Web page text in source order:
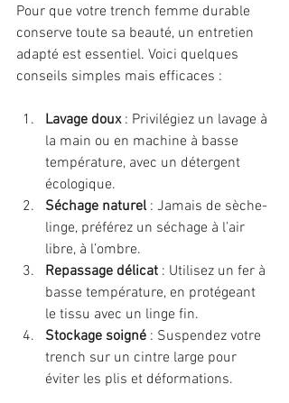
Pour que votre trench femme durable
conserve toute sa beauté, un entretien
adapté est essentiel. Voici quelques
conseils simples mais efficaces :
Lavage doux : Privilégiez un lavage à
la main ou en machine à basse
température, avec un détergent
écologique.
Séchage naturel : Jamais de sèche-
linge, préférez un séchage à l’air
libre, à l’ombre.
Repassage délicat : Utilisez un fer à
basse température, en protégeant
le tissu avec un linge fin.
Stockage soigné : Suspendez votre
trench sur un cintre large pour
éviter les plis et déformations.